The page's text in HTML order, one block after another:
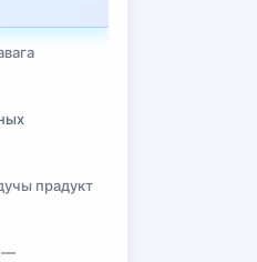
прадукт
—